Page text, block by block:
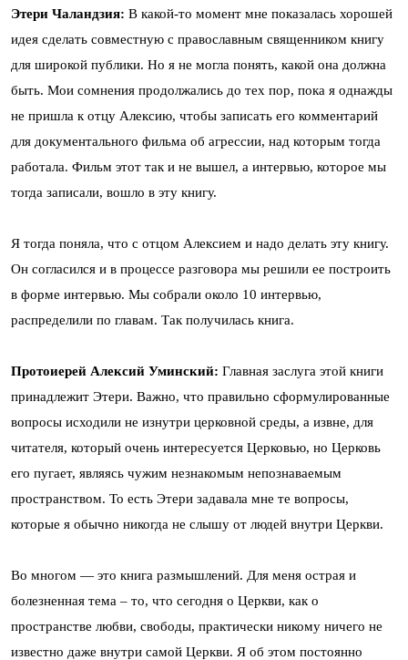
Этери Чаландзия: В какой-то момент мне показалась хорошей
идея сделать совместную с православным священником книгу
для широкой публики. Но я не могла понять, какой она должна
быть. Мои сомнения продолжались до тех пор, пока я однажды
не пришла к отцу Алексию, чтобы записать его комментарий
для документального фильма об агрессии, над которым тогда
работала. Фильм этот так и не вышел, а интервью, которое мы
тогда записали, вошло в эту книгу.
Я тогда поняла, что с отцом Алексием и надо делать эту книгу.
Он согласился и в процессе разговора мы решили ее построить
в форме интервью. Мы собрали около 10 интервью,
распределили по главам. Так получилась книга.
Протоиерей Алексий Уминский: Главная заслуга этой книги
принадлежит Этери. Важно, что правильно сформулированные
вопросы исходили не изнутри церковной среды, а извне, для
читателя, который очень интересуется Церковью, но Церковь
его пугает, являясь чужим незнакомым непознаваемым
пространством. То есть Этери задавала мне те вопросы,
которые я обычно никогда не слышу от людей внутри Церкви.
Во многом — это книга размышлений. Для меня острая и
болезненная тема – то, что сегодня о Церкви, как о
пространстве любви, свободы, практически никому ничего не
известно даже внутри самой Церкви. Я об этом постоянно